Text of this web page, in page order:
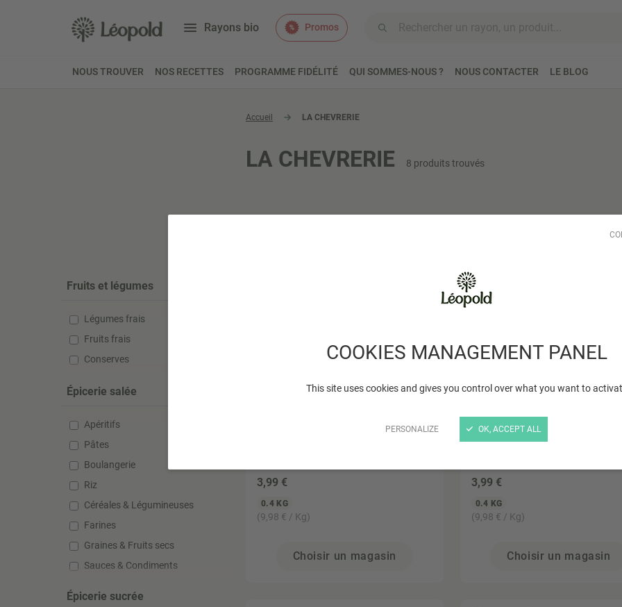
COOKIES MANAGEMENT PANEL
This site uses cookies and gives you control over what you want to
PERSONALIZE OK, ACCEPT ALL
Rayons bio
NOUS TROUVER NOS RECETTES PROGRAMME FIDÉLITÉ QUI SOMMES-NOUS ? NOUS CONTACTER LE BLOG
Promos
Accueil LA CHEVRERIE
LA CHEVRERIE 8 produits trouvés
Fruits et légumes
Légumes frais
Fruits frais
Conserves
Épicerie salée
Apéritifs
Pâtes
Boulangerie
Riz
Céréales & Légumineuses
Farines
Graines & Fruits secs
Sauces & Condiments
Épicerie sucrée
3,99 €
0.4 KG
(9,98 € / Kg)
Choisir un magasin
LA CHEVRERIE
Yaourt brassé de Chèvre
3,99 €
0.4 KG
(9,98 € / Kg)
Choisir un magasin